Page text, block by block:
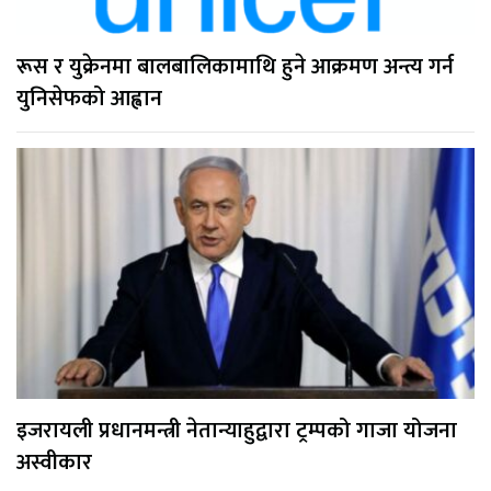
रूस र युक्रेनमा बालबालिकामाथि हुने आक्रमण अन्त्य गर्न
युनिसेफको आह्वान
इजरायली प्रधानमन्त्री नेतान्याहुद्वारा ट्रम्पको गाजा योजना
अस्वीकार